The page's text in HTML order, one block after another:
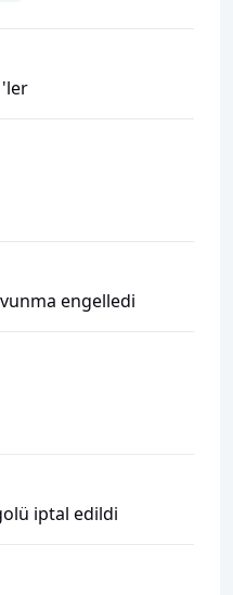
engelledi
iptal edildi